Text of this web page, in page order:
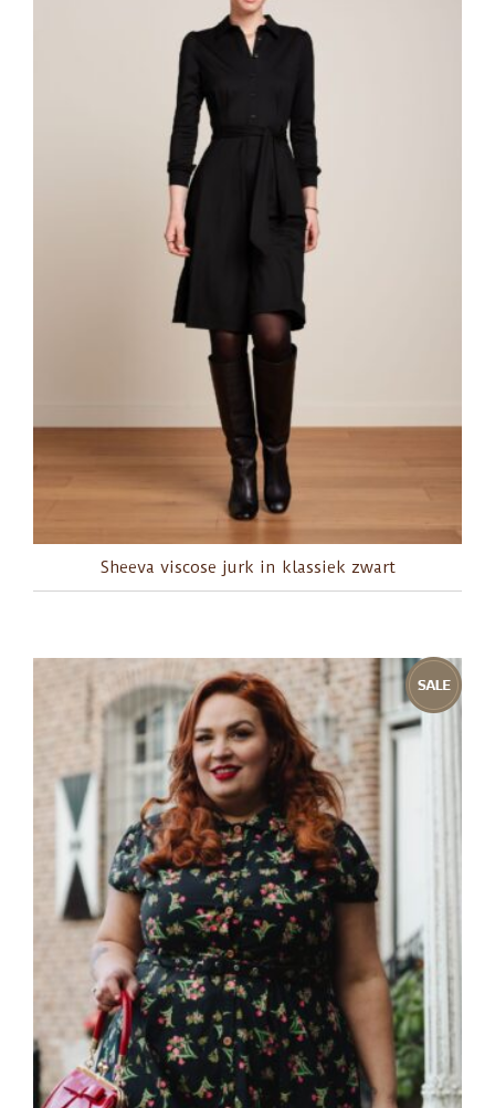
Sheeva viscose jurk in klassiek zwart